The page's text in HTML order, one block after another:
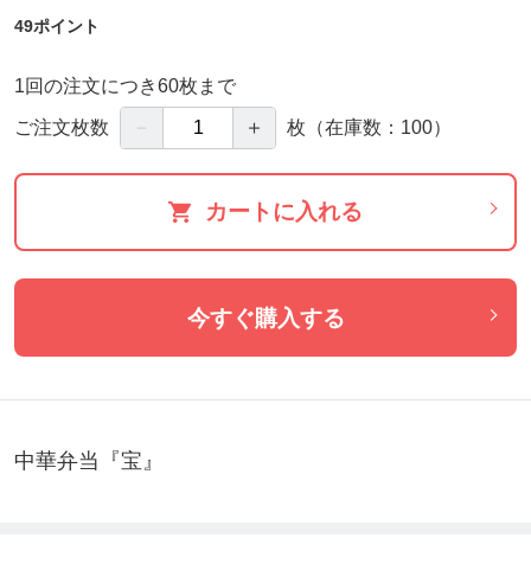
49ポイント
1回の注文につき60枚まで
ご注文枚数 － ＋ 枚 （在庫数：100）
カートに入れる
今すぐ購入する
中華弁当『宝』